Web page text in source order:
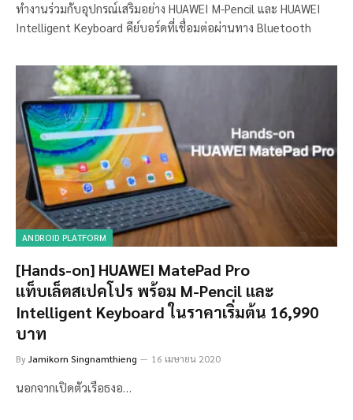
ทำงานร่วมกับอุปกรณ์เสริมอย่าง HUAWEI M-Pencil และ HUAWEI
Intelligent Keyboard คีย์บอร์ดที่เชื่อมต่อผ่านทาง Bluetooth
ANDROID PLATFORM
[Hands-on] HUAWEI MatePad Pro
แท็บเล็ตสเปคโปร พร้อม M-Pencil และ
Intelligent Keyboard ในราคาเริ่มต้น 16,990
บาท
ByJamikorn Singnamthieng 16 เมษายน 2020
นอกจากเปิดตัวเรือธงอ…